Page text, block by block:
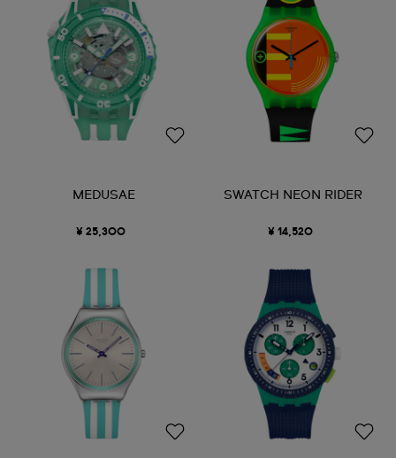
MEDUSAE
¥ 25,300
SWATCH NEON RIDER
¥ 14,520